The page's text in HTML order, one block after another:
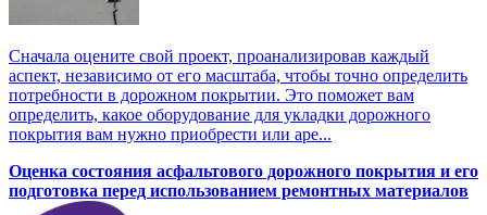
Сначала оцените свой проект, проанализировав каждый
аспект, независимо от его масштаба, чтобы точно определить
потребности в дорожном покрытии. Это поможет вам
определить, какое оборудование для укладки дорожного
покрытия вам нужно приобрести или аре...
Оценка состояния асфальтового дорожного покрытия и его
подготовка перед использованием ремонтных материалов